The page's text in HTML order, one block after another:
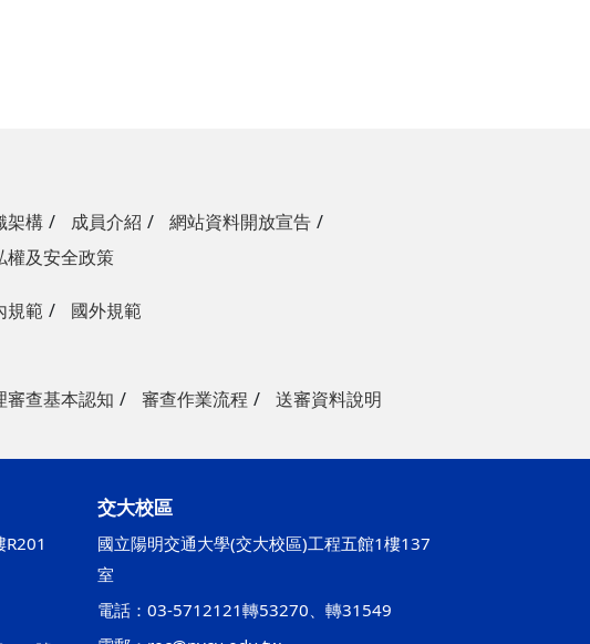
架構 成員介紹
網站資料開放宣告
權及安全政策
規範 國外規範
審查基本認知 審查作業流程 送審資料說明
交大校區
國立陽明交通大學(交大校區)工程五館1樓137
室
電話：03-5712121轉53270、轉31549